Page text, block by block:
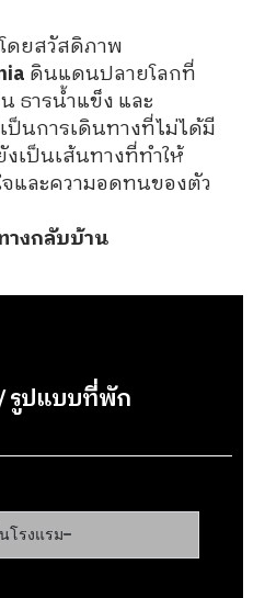
ดยสวัสดิภาพ
ดินแดนปลายโลกที่
ธารน้ำแข็ง และ
นการเดินทางที่ไม่ได้มี
เป็นเส้นทางที่ทำให้
และความอดทนของตัว
างกลับบ้าน
รูปแบบที่พัก
โรงแรม